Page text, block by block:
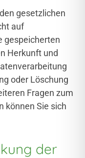
gesetzlichen
auf
gespeicherten
Herkunft und
oder Löschung
Fragen zum
können Sie sich
der